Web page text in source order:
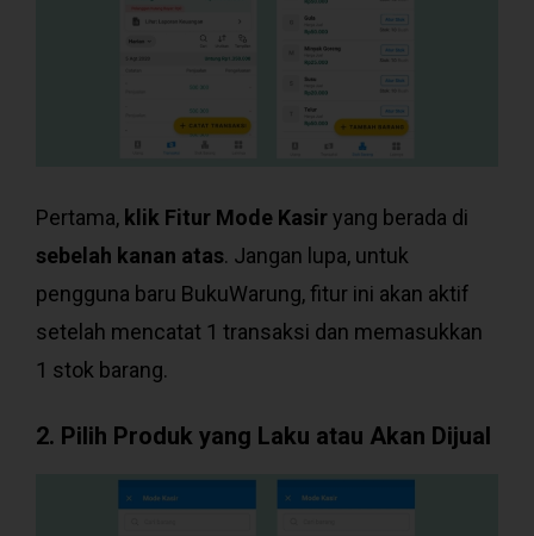
Pertama, klik Fitur Mode Kasiryang berada di
sebelah kanan atas. Jangan lupa, untuk
pengguna baru BukuWarung, fitur ini akan aktif
setelah mencatat 1 transaksi dan memasukkan
1 stok barang.
2. Pilih Produk yang Laku atau Akan Dijual